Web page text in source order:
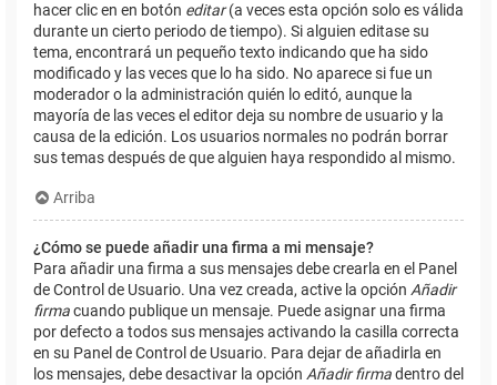
hacer clic en en botón editar(a veces esta opción solo es válida
durante un cierto periodo de tiempo). Si alguien editase su
tema, encontrará un pequeño texto indicando que ha sido
modificado y las veces que lo ha sido. No aparece si fue un
moderador o la administración quién lo editó, aunque la
mayoría de las veces el editor deja su nombre de usuario y la
causa de la edición. Los usuarios normales no podrán borrar
sus temas después de que alguien haya respondido al mismo.
Arriba
¿Cómo se puede añadir una firma a mi mensaje?
Para añadir una firma a sus mensajes debe crearla en el Panel
de Control de Usuario. Una vez creada, active la opción Añadir
firmacuando publique un mensaje. Puede asignar una firma
por defecto a todos sus mensajes activando la casilla correcta
en su Panel de Control de Usuario. Para dejar de añadirla en
los mensajes, debe desactivar la opción Añadir firmadentro del